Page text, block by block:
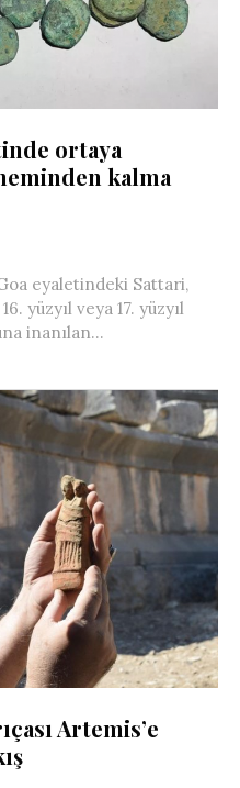
ortaya
kalma
eyaletindeki Sattari,
yüzyıl veya 17. yüzyıl
inanılan...
Artemis’e